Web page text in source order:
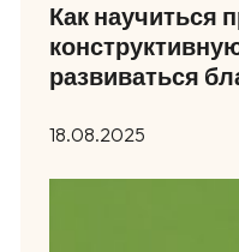
Как научиться
развиваться
18.08.2025